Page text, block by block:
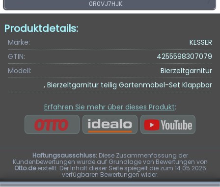
0R0VJ7HJK
Produktdetails:
Marke:
KESSER
GTIN:
4255598307079
Modell:
Bierzeltgarnitur
, Bierzeltgarnitur teilig Gartenmöbel-Set Klappbar
Erfahren Sie mehr über dieses Produkt:
Haftungsausschluss:Diese Zusammenfassung der
Kundenbewertungen wurde auf Grundlage von Bewertungen von
Otto.deerstellt. Der Inhalt dieser Seite spiegelt die zum 14.05.2025
verfügbaren Bewertungen wider.